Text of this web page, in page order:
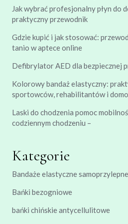
Jak wybrać profesjonalny płyn do
praktyczny przewodnik
Gdzie kupić i jak stosować:
tanio w aptece online
Defibrylator AED dla bezpiecznej
Kolorowy bandaż elastyczny:
sportowców, rehabilitantów i
Laski do chodzenia pomoc
codziennym chodzeniu –
Kategorie
Bandaże elastyczne samoprzylepne
Bańki bezogniowe
bańki chińskie antycellulitowe